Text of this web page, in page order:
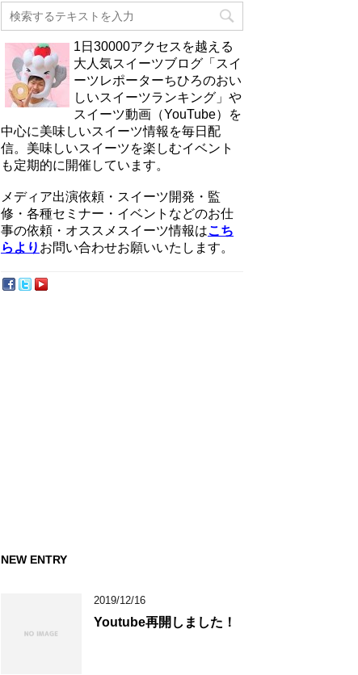
1日30000アクセスを越える
大人気スイーツブログ「スイ
ーツレポーターちひろのおい
しいスイーツランキング」や
スイーツ動画（YouTube）を
中心に美味しいスイーツ情報を毎日配
信。美味しいスイーツを楽しむイベント
も定期的に開催しています。
メディア出演依頼・スイーツ開発・監
修・各種セミナー・イベントなどのお仕
事の依頼・オススメスイーツ情報はこち
らより お問い合わせお願いいたします。
NEW ENTRY
2019/12/16
Youtube再開しました！